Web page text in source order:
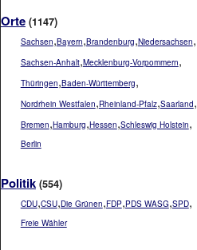
Orte (1147)
Sachsen,Bayern,Brandenburg,Niedersachsen,
Sachsen-Anhalt,Mecklenburg-Vorpommern,
Thüringen,Baden-Württemberg,
Nordrhein Westfalen,Rheinland-Pfalz,Saarland,
Bremen,Hamburg,Hessen,Schleswig Holstein,
Berlin
Politik (554)
CDU,CSU,Die Grünen,FDP,PDS WASG,SPD,
Freie Wähler